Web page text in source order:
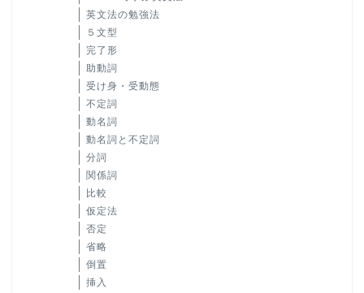
英文法の勉強法
５文型
完了形
助動詞
受け身・受動態
不定詞
動名詞
動名詞と不定詞
分詞
関係詞
比較
仮定法
否定
省略
倒置
挿入